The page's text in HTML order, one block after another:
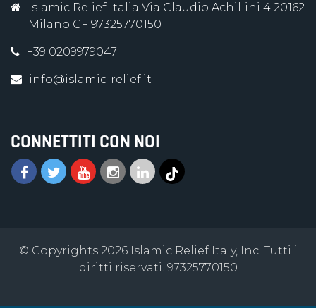
Islamic Relief Italia Via Claudio Achillini 4 20162
Milano CF 97325770150
+39 0209979047
info@islamic-relief.it
CONNETTITI CON NOI
© Copyrights 2026 Islamic Relief Italy, Inc. Tutti i
diritti riservati. 97325770150